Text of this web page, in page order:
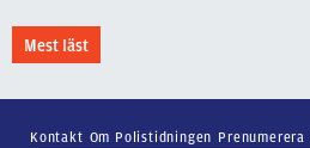
Mest läst
Kontakt Om Polistidningen Prenumerera